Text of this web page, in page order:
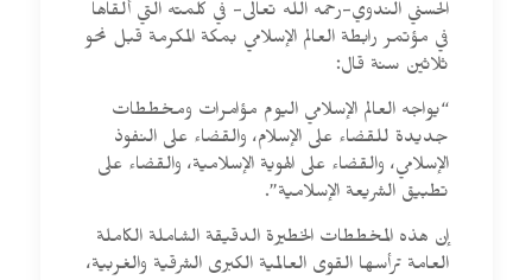
الحسني الندوي-رحمه الله تعالى- في كلمته التي ألقاها
في مؤتمر رابطة العالم الإسلامي بمكة المكرمة قبل نحو
ثلاثين سنة قال:
“يواجه العالم الإسلامي اليوم مؤامرات ومخططات
جديدة للقضاء على الإسلام، والقضاء على النفوذ
الإسلامي، والقضاء على الهوية الإسلامية، والقضاء على
تطبيق الشريعة الإسلامية”.
إن هذه المخططات الخطيرة الدقيقة الشاملة الكاملة
العامة ترأسها القوى العالمية الكبرى الشرقية والغربية،